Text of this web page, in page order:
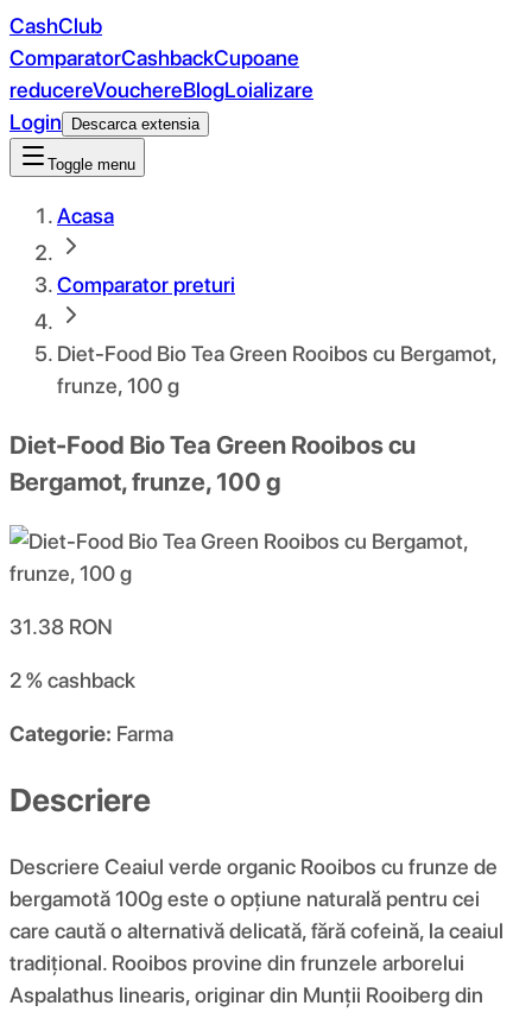
CashClub
ComparatorCashbackCupoane
reducereVouchereBlogLoializare
Login
Descarca extensia
Toggle menu
Acasa
Comparator preturi
Diet-Food Bio Tea Green Rooibos cu Bergamot,
frunze, 100 g
Diet-Food Bio Tea Green Rooibos cu
Bergamot, frunze, 100 g
31.38 RON
2 %cashback
Categorie: Farma
Descriere
Descriere Ceaiul verde organic Rooibos cu frunze de
bergamotă 100g este o opțiune naturală pentru cei
care caută o alternativă delicată, fără cofeină, la ceaiul
tradițional. Rooibos provine din frunzele arborelui
Aspalathus linearis, originar din Munții Rooiberg din